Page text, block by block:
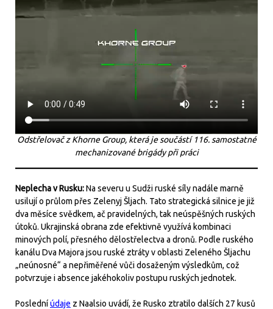
Odstřelovač z Khorne Group, která je součástí 116. samostatné
mechanizované brigády při práci
Neplecha v Rusku:Na severu u Sudži ruské síly nadále marně
usilují o průlom přes Zelenyj Šljach. Tato strategická silnice je již
dva měsíce svědkem, ač pravidelných, tak neúspěšných ruských
útoků. Ukrajinská obrana zde efektivně využívá kombinaci
minových polí, přesného dělostřelectva a dronů. Podle ruského
kanálu Dva Majora jsou ruské ztráty v oblasti Zeleného Šljachu
„neúnosné“ a nepřiměřené vůči dosaženým výsledkům, což
potvrzuje i absence jakéhokoliv postupu ruských jednotek.
Posledníúdaje z Naalsio uvádí, že Rusko ztratilo dalších 27 kusů